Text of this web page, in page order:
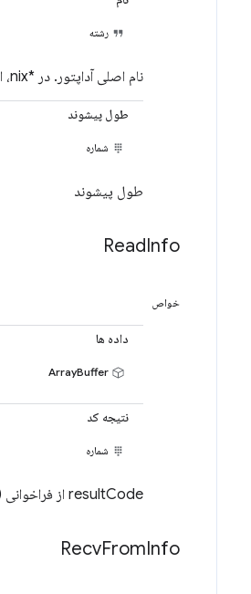
رشته
نام اصلی آداپتور. در *nix، این معمولاً "eth0"، "lo" و غیره خواهد بود.
طول پیشوند
شماره
طول پیشوند
ReadInfo
خواص
داده ها
نتیجه کد
شماره
resultCode از فراخوانی ()read زیرین بازگشت.
RecvFromInfo